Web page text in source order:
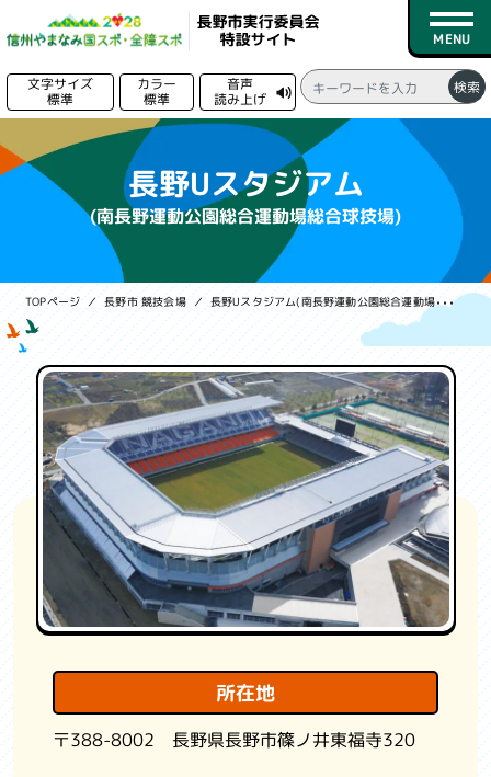
文字サイズ
標準
カラー
標準
音声
読み上げ
検索
トップページ
新着情報
競技一覧
会場一覧
募集情報
実行委員会情報
観光情報
国スポ・全障スポについて
よくある質問
お問い合わせ
関係機関リンク集
長野Uスタジアム
(南長野運動公園総合運動場総合球技場)
TOPページ 長野市 競技会場 長野Uスタジアム(南長野運動公園総合運動場総合球技場)
所在地
〒388-8002 長野県長野市篠ノ井東福寺320